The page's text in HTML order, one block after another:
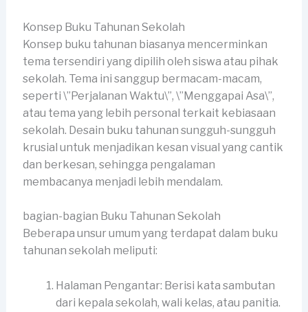
Konsep Buku Tahunan Sekolah
Konsep buku tahunan biasanya mencerminkan
tema tersendiri yang dipilih oleh siswa atau pihak
sekolah. Tema ini sanggup bermacam-macam,
seperti \”Perjalanan Waktu\”, \”Menggapai Asa\”,
atau tema yang lebih personal terkait kebiasaan
sekolah. Desain buku tahunan sungguh-sungguh
krusial untuk menjadikan kesan visual yang cantik
dan berkesan, sehingga pengalaman
membacanya menjadi lebih mendalam.
bagian-bagian Buku Tahunan Sekolah
Beberapa unsur umum yang terdapat dalam buku
tahunan sekolah meliputi:
Halaman Pengantar: Berisi kata sambutan
dari kepala sekolah, wali kelas, atau panitia.